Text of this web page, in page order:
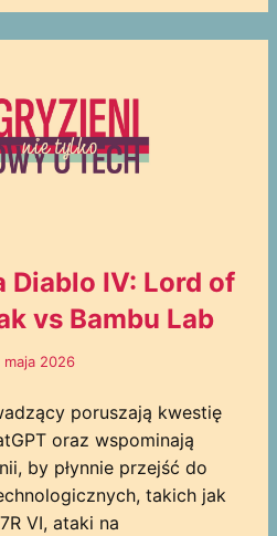
Diablo IV: Lord of
vs Bambu Lab
maja 2026
poruszają kwestię
oraz wspominają
by płynnie przejść do
takich jak
VI, ataki na